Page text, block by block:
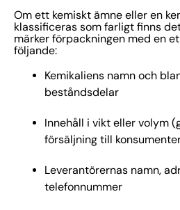
Om ett kemiskt ämne eller en
klassificeras som farligt finns
märker förpackningen med en
följande:
Kemikaliens namn och
beståndsdelar
Innehåll i vikt eller volym
försäljning till
Leverantörernas namn,
telefonnummer